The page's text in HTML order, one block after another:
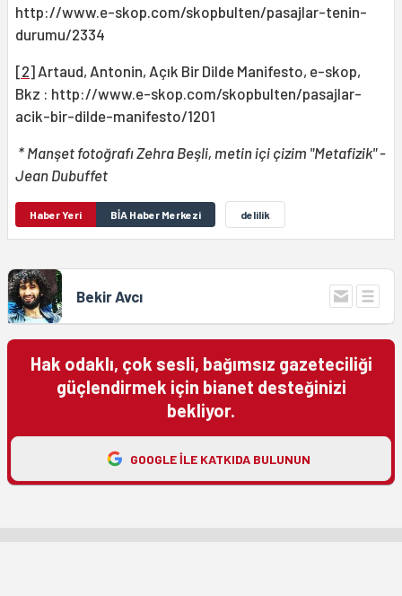
http://www.e-skop.com/skopbulten/pasajlar-tenin-
durumu/2334
[2] Artaud, Antonin, Açık Bir Dilde Manifesto, e-skop,
Bkz : http://www.e-skop.com/skopbulten/pasajlar-
acik-bir-dilde-manifesto/1201
* Manşet fotoğrafı Zehra Beşli, metin içi çizim "Metafizik" -
Jean Dubuffet
Haber Yeri BİA Haber Merkezi delilik
Bekir Avcı
Hak odaklı, çok sesli, bağımsız gazeteciliği
güçlendirmek için bianet desteğinizi
bekliyor.
GOOGLE ILE KATKIDA BULUNUN